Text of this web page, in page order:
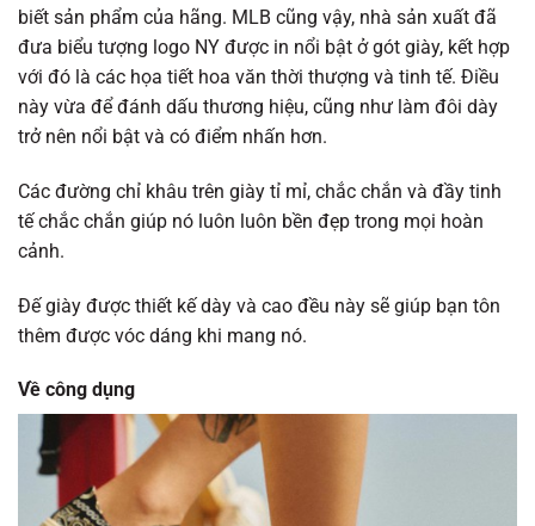
biết sản phẩm của hãng. MLB cũng vậy, nhà sản xuất đã
đưa biểu tượng logo NY được in nổi bật ở gót giày, kết hợp
với đó là các họa tiết hoa văn thời thượng và tinh tế. Điều
này vừa để đánh dấu thương hiệu, cũng như làm đôi dày
trở nên nổi bật và có điểm nhấn hơn.
Các đường chỉ khâu trên giày tỉ mỉ, chắc chắn và đầy tinh
tế chắc chắn giúp nó luôn luôn bền đẹp trong mọi hoàn
cảnh.
Đế giày được thiết kế dày và cao đều này sẽ giúp bạn tôn
thêm được vóc dáng khi mang nó.
Về công dụng